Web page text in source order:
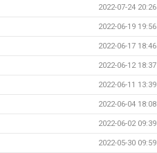
2022-07-24 20:26
2022-06-19 19:56
2022-06-17 18:46
2022-06-12 18:37
2022-06-11 13:39
2022-06-04 18:08
2022-06-02 09:39
2022-05-30 09:59